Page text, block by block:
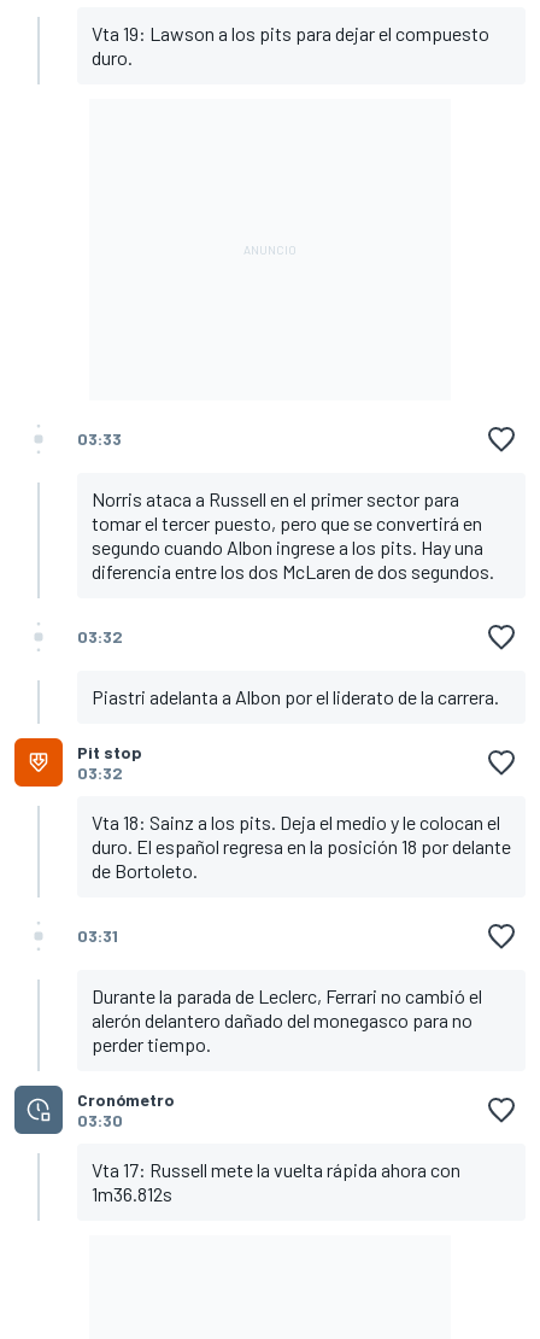
Vta 19: Lawson a los pits para dejar el compuesto
duro.
03:33
Norris ataca a Russell en el primer sector para
tomar el tercer puesto, pero que se convertirá en
segundo cuando Albon ingrese a los pits. Hay una
diferencia entre los dos McLaren de dos segundos.
03:32
Piastri adelanta a Albon por el liderato de la carrera.
Pit stop
03:32
Vta 18: Sainz a los pits. Deja el medio y le colocan el
duro. El español regresa en la posición 18 por delante
de Bortoleto.
03:31
Durante la parada de Leclerc, Ferrari no cambió el
alerón delantero dañado del monegasco para no
perder tiempo.
Cronómetro
03:30
Vta 17: Russell mete la vuelta rápida ahora con
1m36.812s